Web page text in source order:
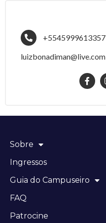
+5545999613357
luizbonadiman@live.com
Sobre
Ingressos
Guia do Campuseiro
FAQ
Patrocine